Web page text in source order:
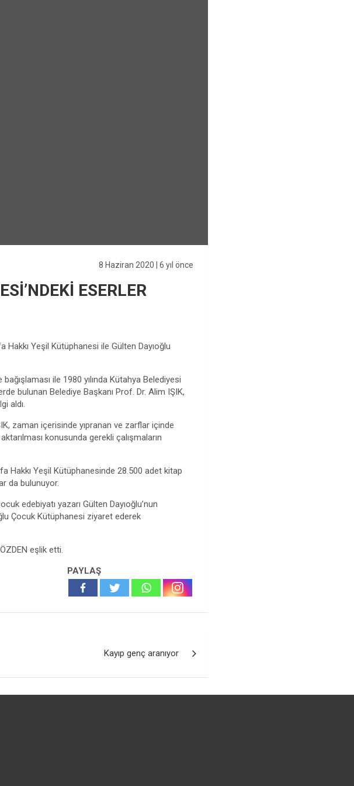
8 Haziran 2020 | 6 yıl önce
ESERLER
Yeşil Kütüphanesi ile Gülten Dayıoğlu
ile 1980 yılında Kütahya Belediyesi
bulunan Belediye Başkanı Prof. Dr. Alim IŞIK,
aldı.
zaman içerisinde yıpranan ve zarflar içinde
konusunda gerekli çalışmaların
Hakkı Yeşil Kütüphanesinde 28.500 adet kitap
da bulunuyor.
edebiyatı yazarı Gülten Dayıoğlu’nun
Çocuk Kütüphanesi ziyaret ederek
eşlik etti.
PAYLAŞ
Kayıp genç aranıyor